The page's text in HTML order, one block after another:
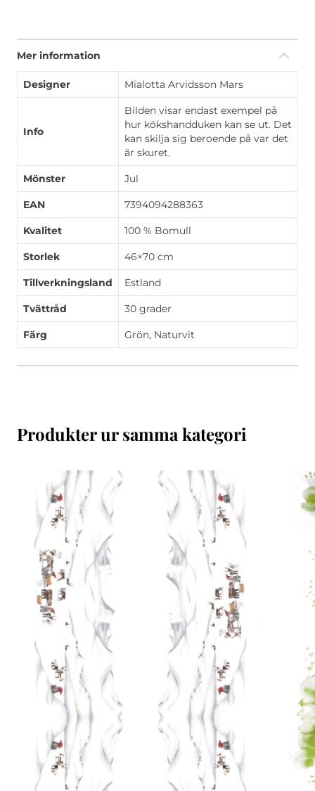
Mer information
Designer Mialotta Arvidsson Mars
Info
Bilden visar endast exempel på
hur kökshandduken kan se ut. Det
kan skilja sig beroende på var det
är skuret.
Mönster Jul
EAN 7394094288363
Kvalitet 100 % Bomull
Storlek 46×70 cm
Tillverkningsland Estland
Tvättråd 30 grader
Färg Grön, Naturvit
Produkter ur samma kategori